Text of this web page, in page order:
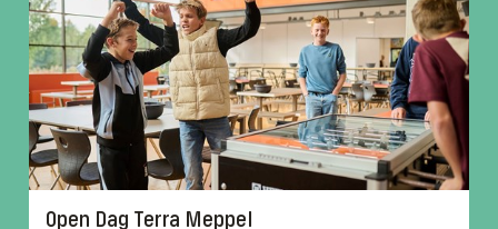
Open Dag Terra Meppel